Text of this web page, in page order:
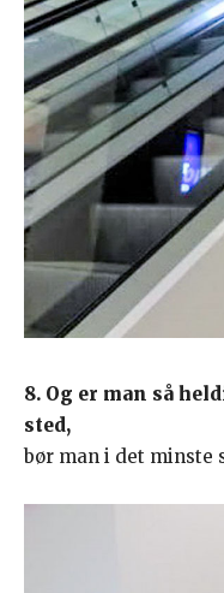
8. Og er man så
sted,
bør man i det minste